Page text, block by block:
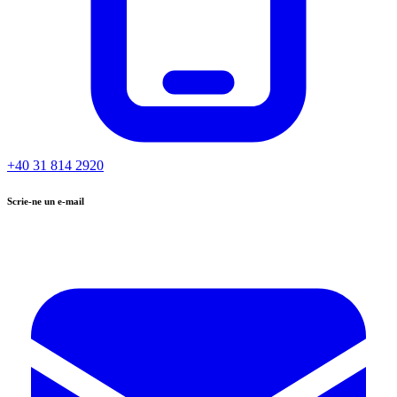
+40 31 814 2920
Scrie-ne un e-mail